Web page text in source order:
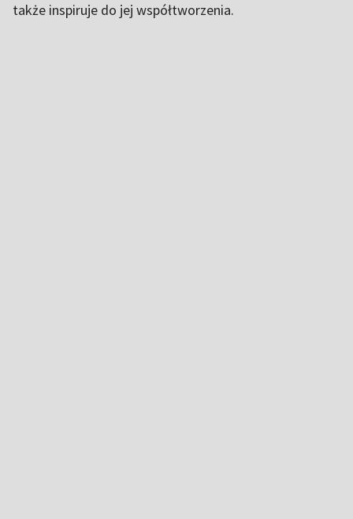
także inspiruje do jej współtworzenia.